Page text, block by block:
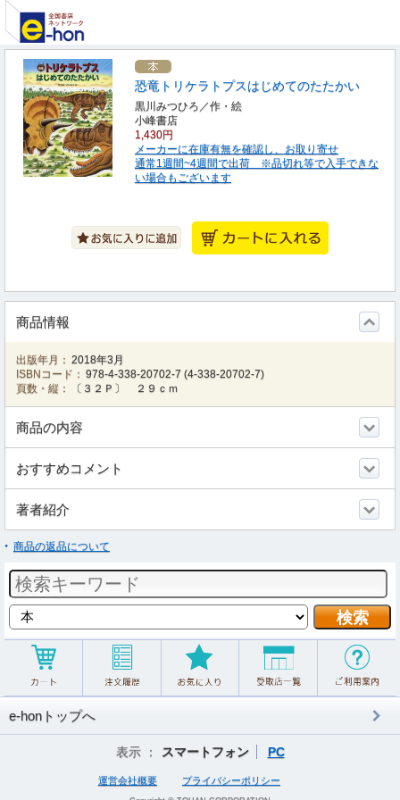
恐竜トリケラトプスはじめてのたたかい
黒川みつひろ／作・絵
小峰書店
1,430円
メーカーに在庫有無を確認し、お取り寄せ
通常1週間~4週間で出荷 ※品切れ等で入手できな
い場合もございます
商品情報
出版年月： 2018年3月
ISBNコード： 978-4-338-20702-7 (4-338-20702-7)
頁数・縦：
〔３２Ｐ〕 ２９ｃｍ
商品の内容
おすすめコメント
著者紹介
商品の返品について
e-honトップへ
表示 ： スマートフォン PC
運営会社概要 プライバシーポリシー